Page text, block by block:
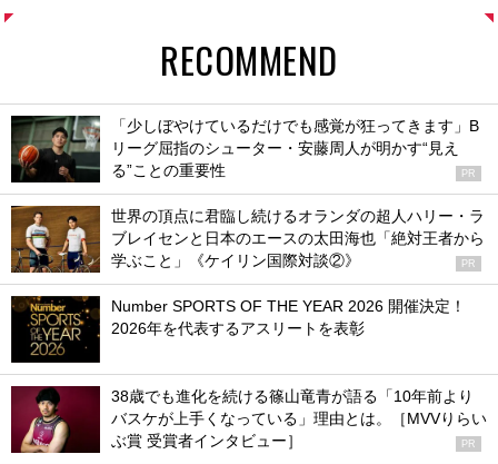
RECOMMEND
「少しぼやけているだけでも感覚が狂ってきます」B
リーグ屈指のシューター・安藤周人が明かす“見え
る”ことの重要性
PR
世界の頂点に君臨し続けるオランダの超人ハリー・ラ
ブレイセンと日本のエースの太田海也「絶対王者から
学ぶこと」《ケイリン国際対談②》
PR
Number SPORTS OF THE YEAR 2026 開催決定！
2026年を代表するアスリートを表彰
38歳でも進化を続ける篠山竜青が語る「10年前より
バスケが上手くなっている」理由とは。［MVVりらい
ぶ賞 受賞者インタビュー］
PR